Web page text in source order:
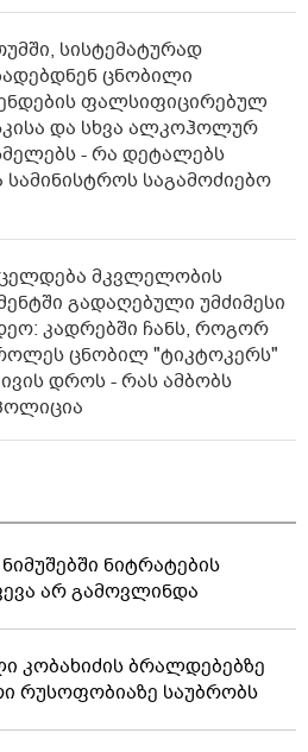
სისტემატურად
ცნობილი
ფალსიფიცირებულ
და სხვა ალკოჰოლურ
- რა დეტალებს
საგამოძიებო
მკვლელობის
გადაღებული უმძიმესი
კადრებში ჩანს, როგორ
ცნობილ "ტიკტოკერს"
დროს - რას ამბობს
ნიტრატების
არ გამოვლინდა
კობახიძის ბრალდებებზე
რუსოფობიაზე საუბრობს